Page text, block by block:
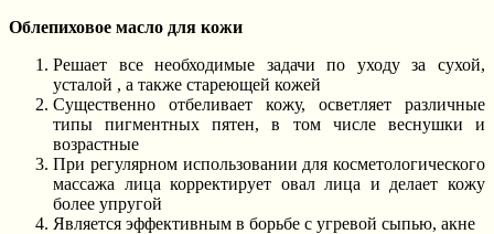
Облепиховое масло для кожи
Решает все необходимые задачи по уходу за сухой,
усталой , а также стареющей кожей
Существенно отбеливает кожу, осветляет различные
типы пигментных пятен, в том числе веснушки и
возрастные
При регулярном использовании для косметологического
массажа лица корректирует овал лица и делает кожу
более упругой
Является эффективным в борьбе с угревой сыпью, акне